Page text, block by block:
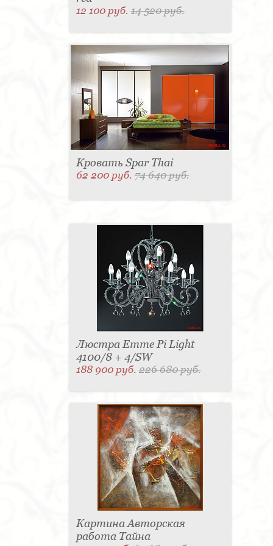
12 100 руб.14 520 руб.
Кровать Spar Thai
62 200 руб.74 640 руб.
Люстра Emme Pi Light
4100/8 + 4/SW
188 900 руб.226 680 руб.
Картина Авторская
работа Тайна